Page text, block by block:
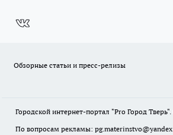
Обзорные статьи и пресс-релизы
Городской интернет-портал "Pro Город
По вопросам рекламы: